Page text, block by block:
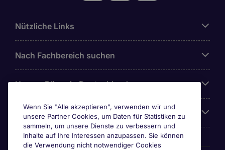
Nützliche Links
Nach Fachbereich suchen
Unsere Büros in Deutschland
Über Michael Page
Wenn Sie "Alle akzeptieren", verwenden wir und
unsere Partner Cookies, um Daten für Statistiken zu
sammeln, um unsere Dienste zu verbessern und
Inhalte auf Ihre Interessen anzupassen. Sie können
die Verwendung nicht notwendiger Cookies